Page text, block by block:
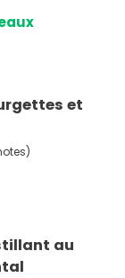
et
au